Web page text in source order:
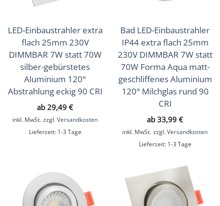
LED-Einbaustrahler extra
flach 25mm 230V
DIMMBAR 7W statt 70W
silber-gebürstetes
Aluminium 120°
Abstrahlung eckig 90 CRI
ab 29,49 €
inkl. MwSt. zzgl. Versandkosten
Lieferzeit: 1-3 Tage
Bad LED-Einbaustrahler
IP44 extra flach 25mm
230V DIMMBAR 7W statt
70W Forma Aqua matt-
geschliffenes Aluminium
120° Milchglas rund 90
CRI
ab 33,99 €
inkl. MwSt. zzgl. Versandkosten
Lieferzeit: 1-3 Tage